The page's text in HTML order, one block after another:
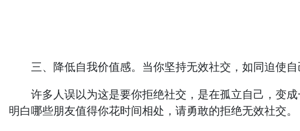
三、降低自我价值感。当你坚持无效社交，如同迫使自
许多人误以为这是要你拒绝社交，是在孤立自己，变成
明白哪些朋友值得你花时间相处，请勇敢的拒绝无效社交。